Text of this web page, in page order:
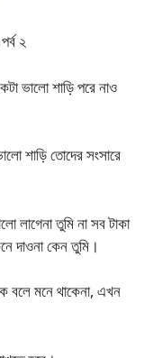
২
ভালো শাড়ি পরে নাও
শাড়ি তোদের সংসারে
লাগেনা তুমি না সব টাকা
দাওনা কেন তুমি।
বলে মনে থাকেনা, এখন